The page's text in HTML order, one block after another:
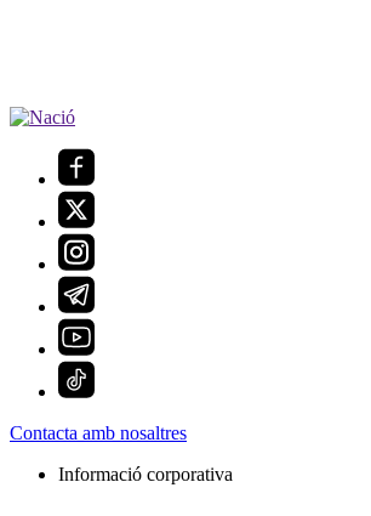
Contacta amb nosaltres
Informació corporativa